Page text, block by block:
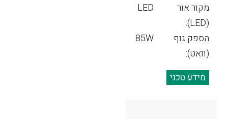
מקור אור
(LED):
LED
הספק גוף
(וואט):
85W
מידע טכני